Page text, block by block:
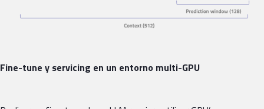
Fine-tune y servicing en un entorno multi-GPU